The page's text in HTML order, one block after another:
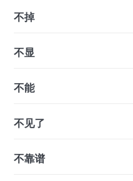
不掉
不显
不能
不见了
不靠谱